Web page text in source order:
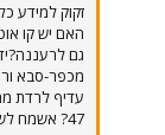
זקוק למידע
האם יש קו
מכפר-סבא
עדיף לרדת
47? אשמח לשמועמידע ודעות.